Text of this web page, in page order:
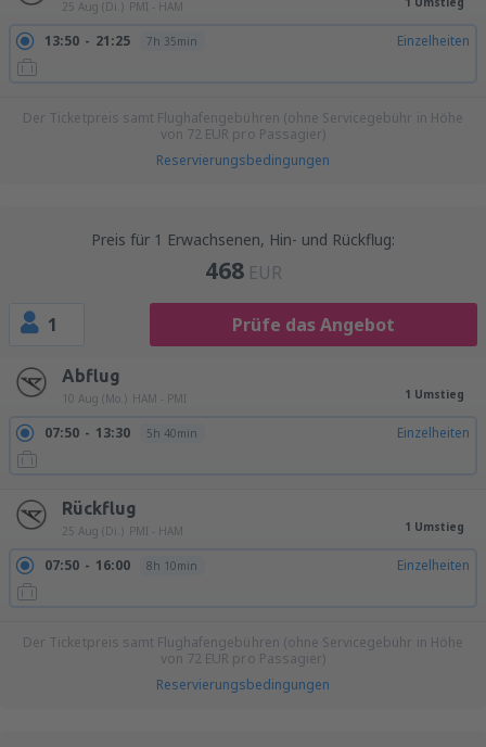
25 Aug (Di.) PMI - HAM
13:50 21:25 7h 35min Einzelheiten
Der Ticketpreis samt Flughafengebühren (ohne Servicegebühr in Höhe
von 72 EUR pro Passagier)
Reservierungsbedingungen
Preis für 1 Erwachsenen, Hin- und Rückflug:
468 EUR
1 Prüfe das Angebot
Abflug
10 Aug (Mo.) HAM - PMI 1 Umstieg
07:50 13:30 5h 40min Einzelheiten
Rückflug
25 Aug (Di.) PMI - HAM 1 Umstieg
07:50 16:00 8h 10min Einzelheiten
Der Ticketpreis samt Flughafengebühren (ohne Servicegebühr in Höhe
von 72 EUR pro Passagier)
Reservierungsbedingungen